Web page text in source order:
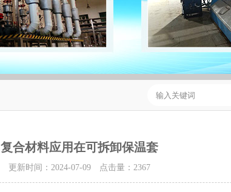
复合材料应用在可拆卸保温套
更新时间：2024-07-09 点击量： 2367